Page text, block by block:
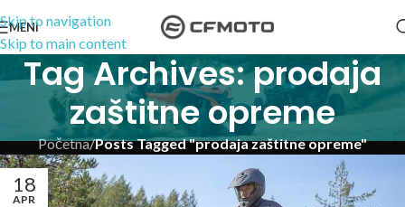
Skip to navigation
Skip to main content
MENI
Tag Archives: prodaja
zaštitne opreme
Početna/Posts Tagged "prodaja zaštitne opreme"
18
APR